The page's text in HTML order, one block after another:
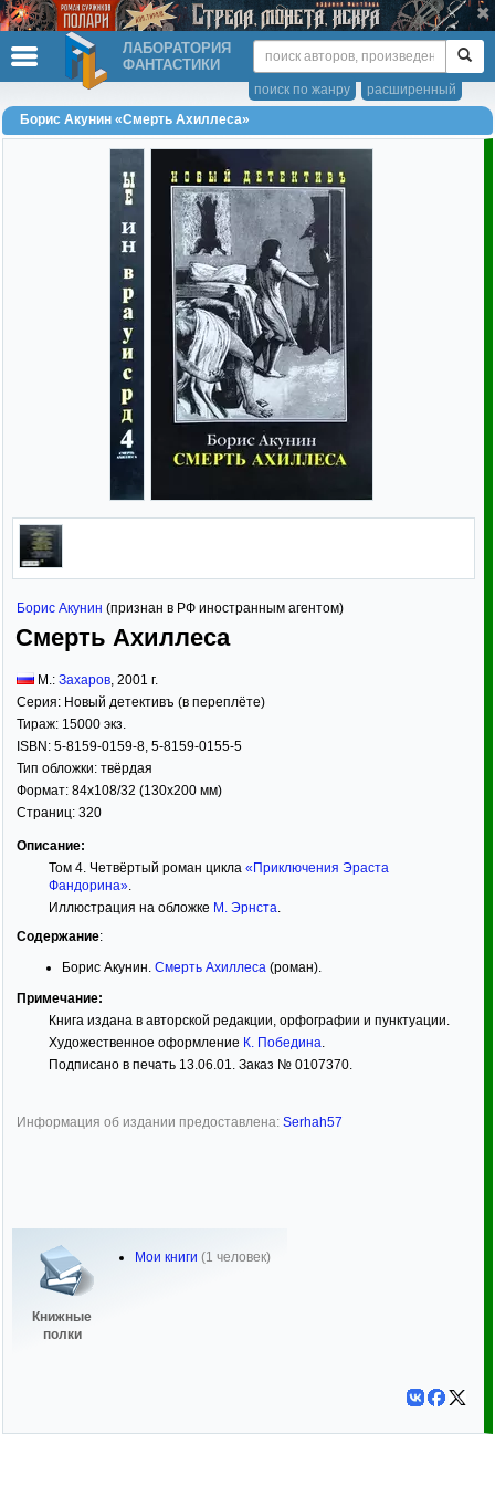
ЛАБОРАТОРИЯ
ФАНТАСТИКИ
расширенный
поиск по жанру
Борис Акунин «Смерть Ахиллеса»
Борис Акунин (признан в РФ иностранным агентом)
Смерть Ахиллеса
М.: Захаров, 2001 г.
Серия: Новый детективъ (в переплёте)
Тираж: 15000 экз.
ISBN: 5-8159-0159-8, 5-8159-0155-5
Тип обложки: твёрдая
Формат: 84x108/32 (130x200 мм)
Страниц: 320
Описание:
Том 4. Четвёртый роман цикла «Приключения Эраста
Фандорина».
Иллюстрация на обложке М. Эрнста.
Содержание:
Борис Акунин. Смерть Ахиллеса (роман).
Примечание:
Книга издана в авторской редакции, орфографии и пунктуации.
Художественное оформление К. Победина.
Подписано в печать 13.06.01. Заказ № 0107370.
Информация об издании предоставлена: Serhah57
Книжные
полки
Мои книги (1 человек)